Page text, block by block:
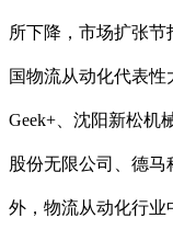
所下降，市场扩张
国物流从动化代表
Geek+、沈阳新松机
股份无限公司、德
外，物流从动化行业